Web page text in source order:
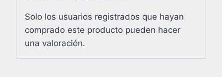
Solo los usuarios registrados que hayan
comprado este producto pueden hacer
una valoración.